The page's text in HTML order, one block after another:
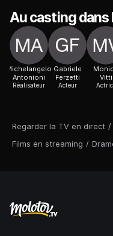
Regarder la TV en direct /
Films en streaming /
Au casting dans
Michelangelo
Antonioni
Réalisateur
Gabriele
Ferzetti
Acteur
Vitti